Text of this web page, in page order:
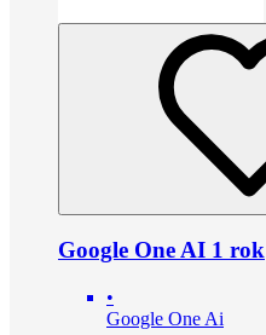
Google One AI 1 rok
•
Google One Ai